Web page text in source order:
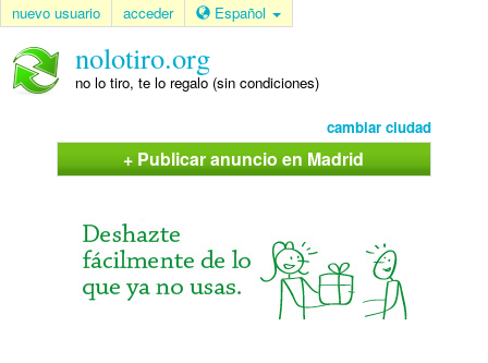
nuevo usuario acceder Español
nolotiro.org
no lo tiro, te lo regalo (sin condiciones)
cambiar ciudad
+ Publicar anuncio en Madrid